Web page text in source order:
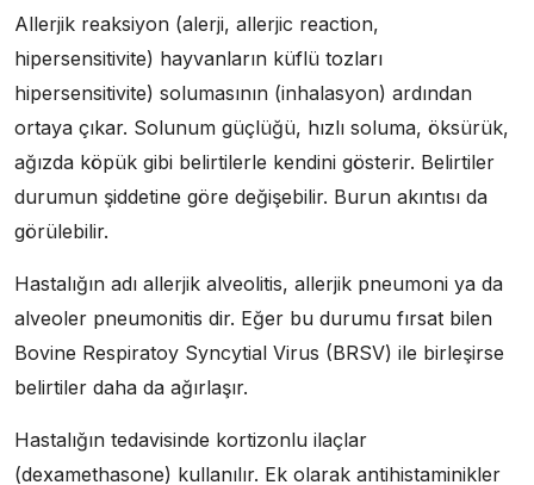
Allerjik reaksiyon (alerji, allerjic reaction,
hipersensitivite) hayvanların küflü tozları
hipersensitivite) solumasının (inhalasyon) ardından
ortaya çıkar. Solunum güçlüğü, hızlı soluma, öksürük,
ağızda köpük gibi belirtilerle kendini gösterir. Belirtiler
durumun şiddetine göre değişebilir. Burun akıntısı da
görülebilir.
Hastalığın adı allerjik alveolitis, allerjik pneumoni ya da
alveoler pneumonitis dir. Eğer bu durumu fırsat bilen
Bovine Respiratoy Syncytial Virus (BRSV) ile birleşirse
belirtiler daha da ağırlaşır.
Hastalığın tedavisinde kortizonlu ilaçlar
(dexamethasone) kullanılır. Ek olarak antihistaminikler